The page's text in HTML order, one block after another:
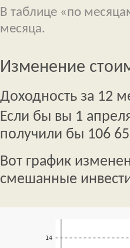
В таблице «по
месяца.
Изменение
Доходность за 12
Если бы вы 1
получили бы 106
Вот график
смешанные